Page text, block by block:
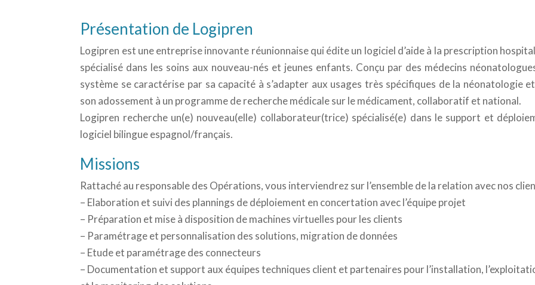
Présentation de Logipren
Logipren est une entreprise innovante réunionnaise qui édite un logiciel d’aide à la prescription
spécialisé dans les soins aux nouveau-nés et jeunes enfants. Conçu par des médecins
système se caractérise par sa capacité à s’adapter aux usages très spécifiques de la néonatologie
son adossement à un programme de recherche médicale sur le médicament, collaboratif et national.
Logipren recherche un(e) nouveau(elle) collaborateur(trice) spécialisé(e) dans le support et
logiciel bilingue espagnol/français.
Missions
Rattaché au responsable des Opérations, vous interviendrez sur l’ensemble de la relation avec nos
– Elaboration et suivi des plannings de déploiement en concertation avec l’équipe projet
– Préparation et mise à disposition de machines virtuelles pour les clients
– Paramétrage et personnalisation des solutions, migration de données
– Etude et paramétrage des connecteurs
– Documentation et support aux équipes techniques client et partenaires pour l’installation,